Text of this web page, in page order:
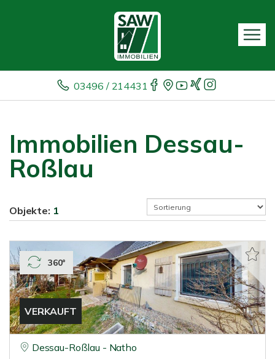
03496 / 214431
Immobilien Dessau-
Roßlau
Objekte: 1
VERKAUFT
360°
Dessau-Roßlau - Natho